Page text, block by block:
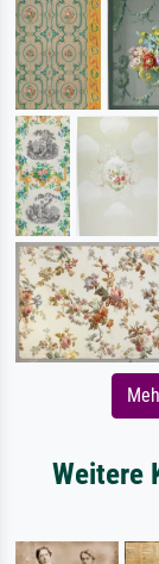
Weitere